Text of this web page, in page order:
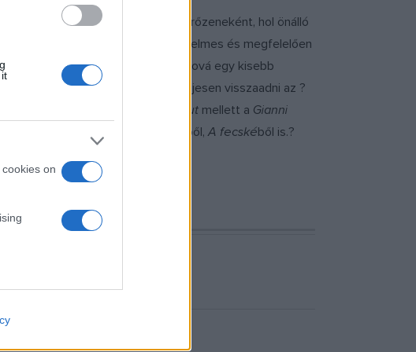
on
akkurátus pontjaihoz, hol kísérőzeneként, hol önálló
is az ottani modern, kényelmes és megfelelően
turnéra indulunk vele, ahová egy kisebb
virtuozitást igyekezve teljesen visszaadni az ?
Manon Lescaut mellett a Gianni
ária felcsendül egyetlen operettjéből,A fecskéből is.?